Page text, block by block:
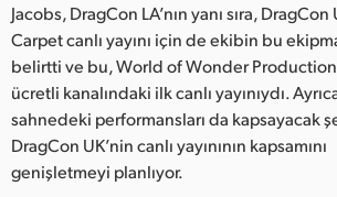
Jacobs, DragCon LA’nın yanı sıra,
Carpet canlı yayını için de ekibin bu
belirtti ve bu, World of Wonder
ücretli kanalındaki ilk canlı yayınıydı.
sahnedeki performansları da kapsayacak
DragCon UK’nin canlı yayınının kapsamını
genişletmeyi planlıyor.